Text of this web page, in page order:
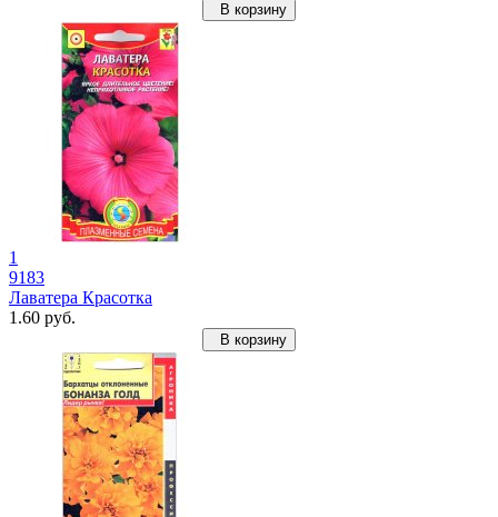
В корзину
1
9183
Лаватера Красотка
1.60 руб.
В корзину